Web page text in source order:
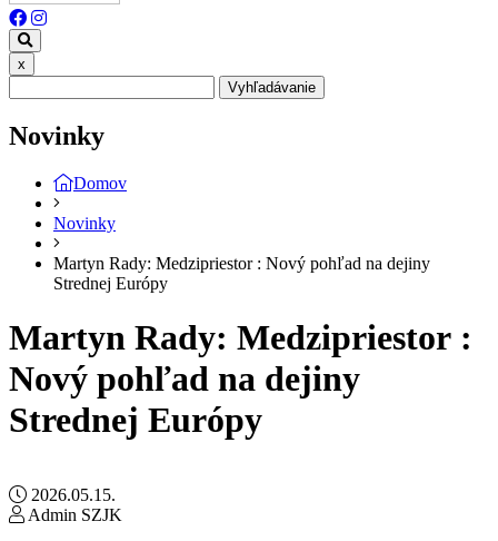
x
Vyhľadávanie
Novinky
Domov
Novinky
Martyn Rady: Medzipriestor : Nový pohľad na dejiny
Strednej Európy
Martyn Rady: Medzipriestor :
Nový pohľad na dejiny
Strednej Európy
2026.05.15.
Admin SZJK